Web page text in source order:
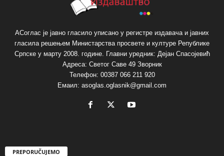
АСоглас је јавно гласило уписано у регистре издавача и јавних
гласила решењем Министарства просвете и културе Републике
Српске у марту 2008. године. Главни уредник: Дејан Спасојевић
Адреса: Светог Саве 49 Зворник
Телефон: 00387 066 211 920
Емаил: asoglas.oglasnik@gmail.com
PREPORUČUJEMO